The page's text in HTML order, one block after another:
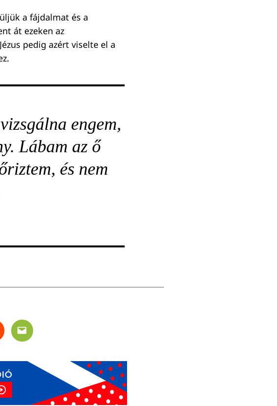
a fájdalmat és a
át ezeken az
pedig azért viselte el a
engem,
Lábam az ő
és nem
Email